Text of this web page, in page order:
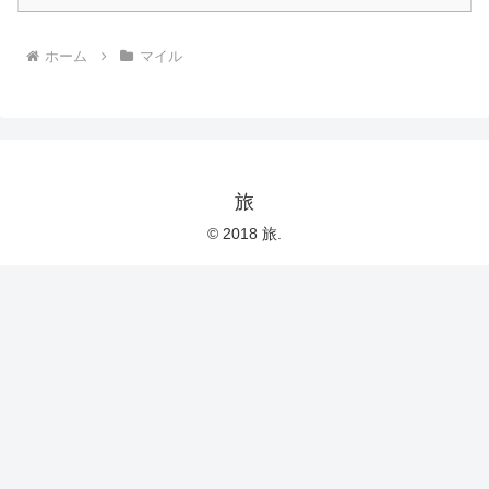
ホーム マイル
旅
© 2018 旅.